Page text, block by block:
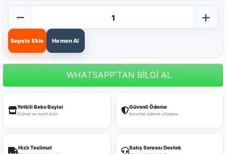
Sepete Ekle Hemen Al
WHATSAPP'TAN BİLGİ AL
Yetkili Beko Bayisi
Orijinal ve resmî ürün
Güvenli Ödeme
Korumalı ödeme altyapısı
Hızlı Teslimat Satış Sonrası Destek